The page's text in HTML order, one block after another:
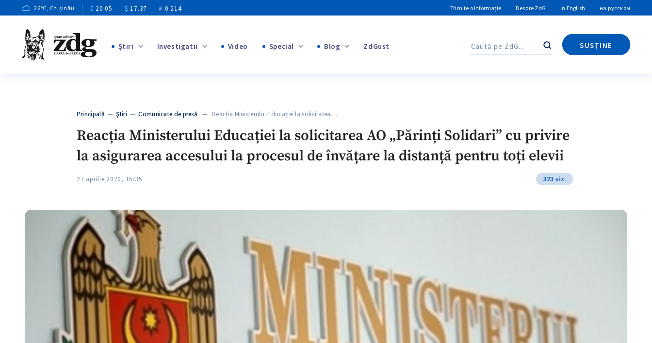
26°C, Chișinău € 20.05 $ 17.37 ₽ 0.214 Trimite o informație Despre ZdG in English на русском
Ştiri Investigatii Video Special
+1
Blog ZdGust Caută
SUSȚINE
Caută
Principală —Ştiri —Comunicate de presă — Reacția Ministerului Educației la solicitarea…
Reacția Ministerului Educației la solicitarea AO „Părinți Solidari” cu privire
la asigurarea accesului la procesul de învățare la distanță pentru toți elevii
27 aprilie 2020, 15:35 323 viz.